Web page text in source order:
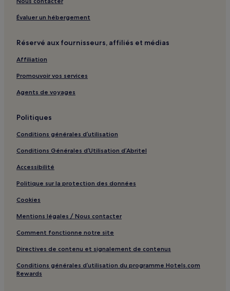
Essen : hôtels Hôtels avec parking
Essen : Appartement à louer
Essen : Appart’hôtels
Essen : hôtels Hôtels de luxe
Seestern : Hôtels avec parking à proximité
Seestern : Appart’hôtels
Évaluer un hébergement
Réservé aux fournisseurs, affiliés et médias
Affiliation
Promouvoir vos services
Agents de voyages
Politiques
Conditions générales d’utilisation
Conditions Générales d’Utilisation d’Abritel
Accessibilité
Politique sur la protection des données
Cookies
Mentions légales / Nous contacter
Comment fonctionne notre site
Directives de contenu et signalement de contenus
Conditions générales d’utilisation du programme Hotels.com
Rewards